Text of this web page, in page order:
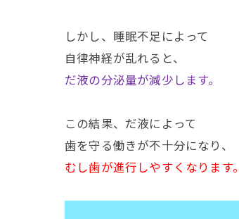
しかし、睡眠不足によって
自律神経が乱れると、
だ液の分泌量が減少します。
この結果、だ液によって
歯を守る働きが不十分になり、
むし歯が進行しやすくなります。